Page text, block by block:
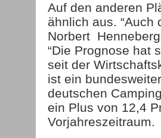
Auf den anderen
ähnlich aus. “Auch
Norbert
“Die Prognose hat
seit der
ist ein
deutschen
ein Plus von 12,4
Vorjahreszeitraum.